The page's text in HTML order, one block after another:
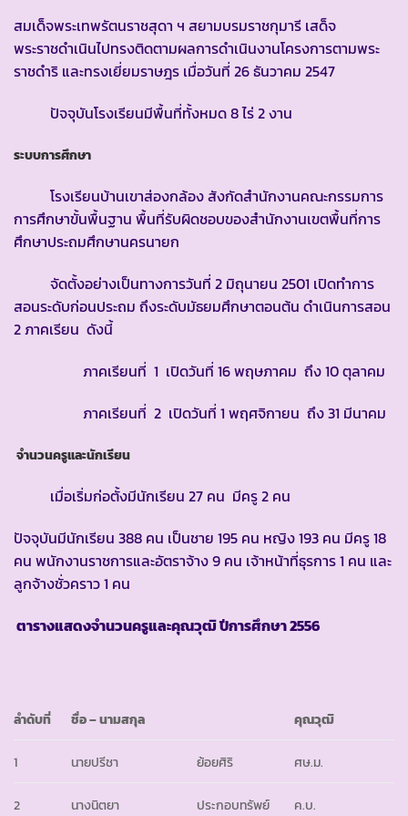
สมเด็จพระเทพรัตนราชสุดา ฯ สยามบรมราชกุมารี เสด็จ
พระราชดำเนินไปทรงติดตามผลการดำเนินงานโครงการตามพระ
ราชดำริ และทรงเยี่ยมราษฎร เมื่อวันที่ 26 ธันวาคม 2547
ปัจจุบันโรงเรียนมีพื้นที่ทั้งหมด 8 ไร่ 2 งาน
ระบบการศึกษา
โรงเรียนบ้านเขาส่องกล้อง สังกัดสำนักงานคณะกรรมการ
การศึกษาขั้นพื้นฐาน พื้นที่รับผิดชอบของสำนักงานเขตพื้นที่การ
ศึกษาประถมศึกษานครนายก
จัดตั้งอย่างเป็นทางการวันที่ 2 มิถุนายน 2501 เปิดทำการ
สอนระดับก่อนประถม ถึงระดับมัธยมศึกษาตอนต้น ดำเนินการสอน
2 ภาคเรียน ดังนี้
ภาคเรียนที่ 1 เปิดวันที่ 16 พฤษภาคม ถึง 10 ตุลาคม
ภาคเรียนที่ 2 เปิดวันที่ 1 พฤศจิกายน ถึง 31 มีนาคม
จำนวนครูและนักเรียน
เมื่อเริ่มก่อตั้งมีนักเรียน 27 คน มีครู 2 คน
ปัจจุบันมีนักเรียน 388 คน เป็นชาย 195 คน หญิง 193 คน มีครู 18
คน พนักงานราชการและอัตราจ้าง 9 คน เจ้าหน้าที่ธุรการ 1 คน และ
ลูกจ้างชั่วคราว 1 คน
ตารางแสดงจำนวนครูและคุณวุฒิ ปีการศึกษา2556
ลำดับที่ ชื่อ– นามสกุล คุณวุฒิ
1 นายปรีชา ย้อยศิริ ศษ.ม.
2 นางนิตยา ประกอบทรัพย์ ค.บ.